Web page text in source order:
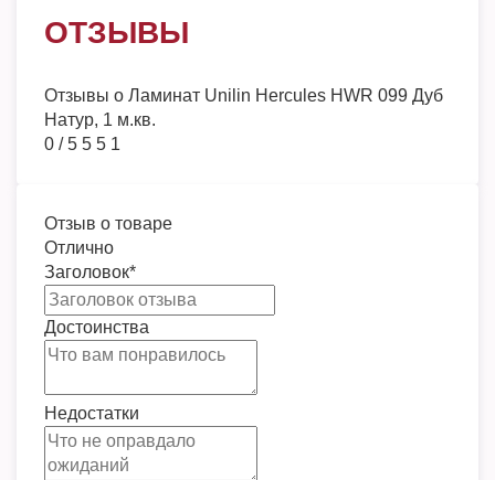
ОТЗЫВЫ
Отзывы о Ламинат Unilin Hercules HWR 099 Дуб
Натур, 1 м.кв.
0 /5 5 5 1
Отзыв о товаре
Отлично
Заголовок*
Достоинства
Недостатки